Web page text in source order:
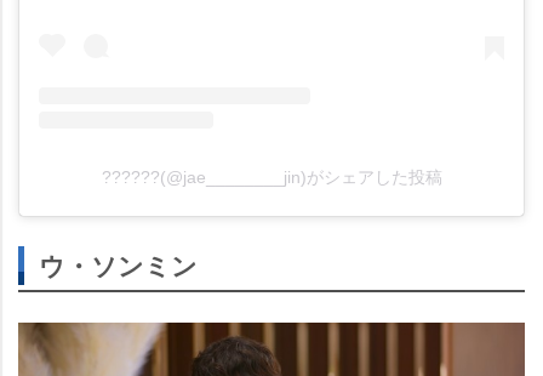
??????(@jae________jin)がシェアした投稿
ウ・ソンミン